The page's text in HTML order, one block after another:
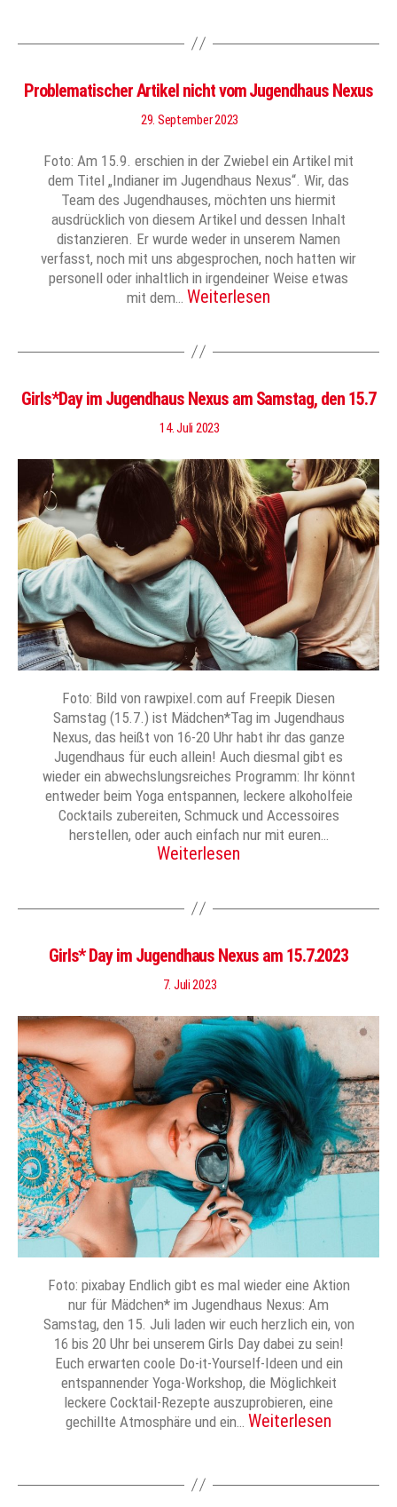
Problematischer Artikel nicht vom Jugendhaus Nexus
29. September 2023
Foto: Am 15.9. erschien in der Zwiebel ein Artikel mit
dem Titel „Indianer im Jugendhaus Nexus“. Wir, das
Team des Jugendhauses, möchten uns hiermit
ausdrücklich von diesem Artikel und dessen Inhalt
distanzieren. Er wurde weder in unserem Namen
verfasst, noch mit uns abgesprochen, noch hatten wir
personell oder inhaltlich in irgendeiner Weise etwas
mit dem… Weiterlesen
Girls*Day im Jugendhaus Nexus am Samstag, den 15.7
14. Juli 2023
Foto: Bild von rawpixel.com auf Freepik Diesen
Samstag (15.7.) ist Mädchen*Tag im Jugendhaus
Nexus, das heißt von 16-20 Uhr habt ihr das ganze
Jugendhaus für euch allein! Auch diesmal gibt es
wieder ein abwechslungsreiches Programm: Ihr könnt
entweder beim Yoga entspannen, leckere alkoholfeie
Cocktails zubereiten, Schmuck und Accessoires
herstellen, oder auch einfach nur mit euren…
Weiterlesen
Girls* Day im Jugendhaus Nexus am 15.7.2023
7. Juli 2023
Foto: pixabay Endlich gibt es mal wieder eine Aktion
nur für Mädchen* im Jugendhaus Nexus: Am
Samstag, den 15. Juli laden wir euch herzlich ein, von
16 bis 20 Uhr bei unserem Girls Day dabei zu sein!
Euch erwarten coole Do-it-Yourself-Ideen und ein
entspannender Yoga-Workshop, die Möglichkeit
leckere Cocktail-Rezepte auszuprobieren, eine
gechillte Atmosphäre und ein… Weiterlesen